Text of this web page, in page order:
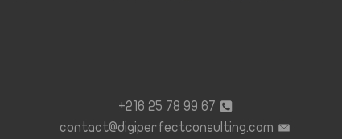
67 99 78 25 216+
contact@digiperfectconsulting.com